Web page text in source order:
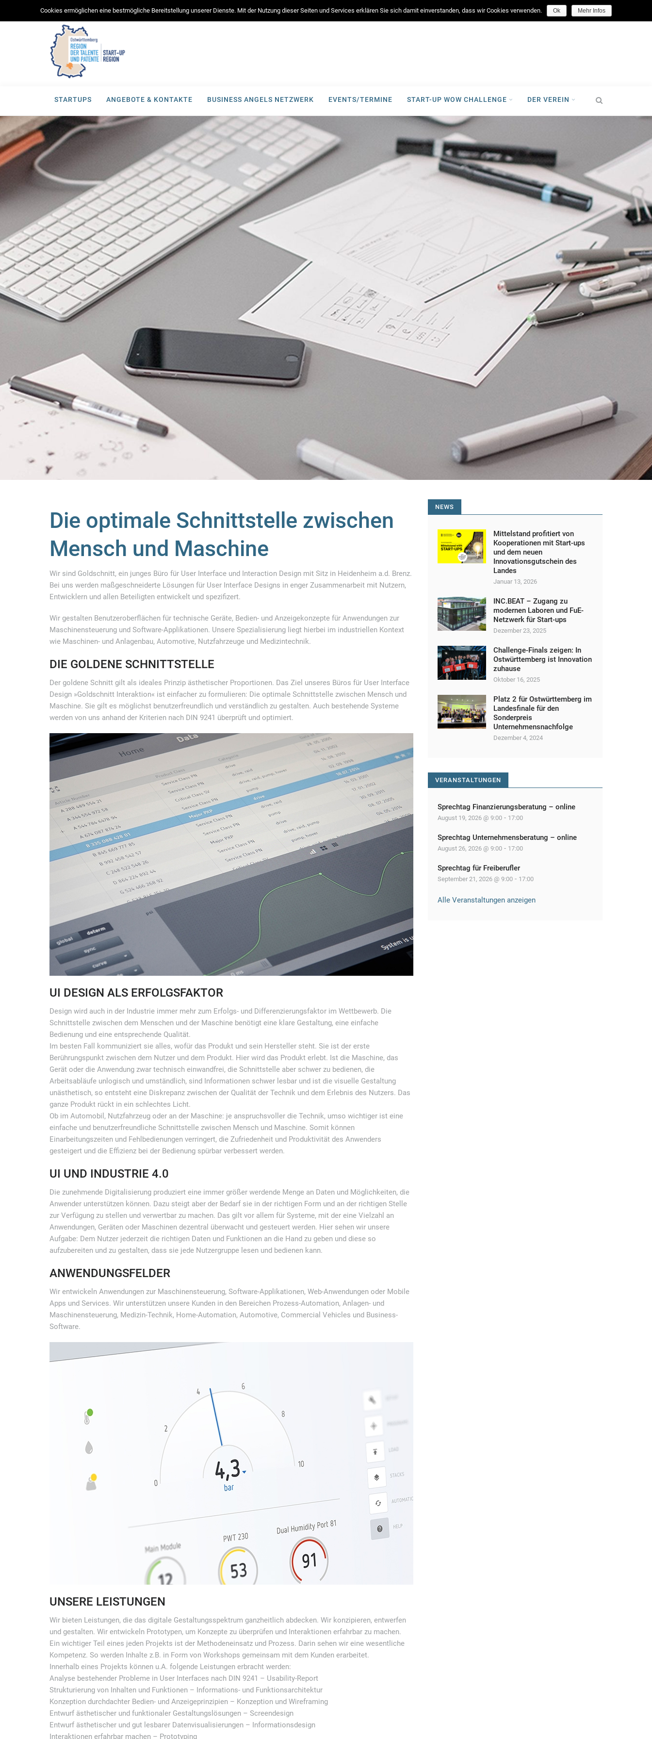
facebook
STARTUPS ANGEBOTE & KONTAKTE BUSINESS ANGELS NETZWERK EVENTS/TERMINE START-UP WOW CHALLENGE DER VEREIN
Die optimale Schnittstelle zwischen
Mensch und Maschine
Wir sind Goldschnitt, ein junges Büro für User Interface und Interaction Design mit Sitz in Heidenheim a.d. Brenz.
Bei uns werden maßgeschneiderte Lösungen für User Interface Designs in enger Zusammenarbeit mit Nutzern,
Entwicklern und allen Beteiligten entwickelt und spezifizert.
Wir gestalten Benutzeroberflächen für technische Geräte, Bedien- und Anzeigekonzepte für Anwendungen zur
Maschinensteuerung und Software-Applikationen. Unsere Spezialisierung liegt hierbei im industriellen Kontext
wie Maschinen- und Anlagenbau, Automotive, Nutzfahrzeuge und Medizintechnik.
DIE GOLDENE SCHNITTSTELLE
Der goldene Schnitt gilt als ideales Prinzip ästhetischer Proportionen. Das Ziel unseres Büros für User Interface
Design »Goldschnitt Interaktion« ist einfacher zu formulieren: Die optimale Schnittstelle zwischen Mensch und
Maschine. Sie gilt es möglichst benutzerfreundlich und verständlich zu gestalten. Auch bestehende Systeme
werden von uns anhand der Kriterien nach DIN 9241 überprüft und optimiert.
UI DESIGN ALS ERFOLGSFAKTOR
Design wird auch in der Industrie immer mehr zum Erfolgs- und Differenzierungsfaktor im Wettbewerb. Die
Schnittstelle zwischen dem Menschen und der Maschine benötigt eine klare Gestaltung, eine einfache
Bedienung und eine entsprechende Qualität.
Im besten Fall kommuniziert sie alles, wofür das Produkt und sein Hersteller steht. Sie ist der erste
Berührungspunkt zwischen dem Nutzer und dem Produkt. Hier wird das Produkt erlebt. Ist die Maschine, das
Gerät oder die Anwendung zwar technisch einwandfrei, die Schnittstelle aber schwer zu bedienen, die
Arbeitsabläufe unlogisch und umständlich, sind Informationen schwer lesbar und ist die visuelle Gestaltung
unästhetisch, so entsteht eine Diskrepanz zwischen der Qualität der Technik und dem Erlebnis des Nutzers. Das
ganze Produkt rückt in ein schlechtes Licht.
Ob im Automobil, Nutzfahrzeug oder an der Maschine: je anspruchsvoller die Technik, umso wichtiger ist eine
einfache und benutzerfreundliche Schnittstelle zwischen Mensch und Maschine. Somit können
Einarbeitungszeiten und Fehlbedienungen verringert, die Zufriedenheit und Produktivität des Anwenders
gesteigert und die Effizienz bei der Bedienung spürbar verbessert werden.
UI UND INDUSTRIE 4.0
Die zunehmende Digitalisierung produziert eine immer größer werdende Menge an Daten und Möglichkeiten, die
Anwender unterstützen können. Dazu steigt aber der Bedarf sie in der richtigen Form und an der richtigen Stelle
zur Verfügung zu stellen und verwertbar zu machen. Das gilt vor allem für Systeme, mit der eine Vielzahl an
Anwendungen, Geräten oder Maschinen dezentral überwacht und gesteuert werden. Hier sehen wir unsere
Aufgabe: Dem Nutzer jederzeit die richtigen Daten und Funktionen an die Hand zu geben und diese so
aufzubereiten und zu gestalten, dass sie jede Nutzergruppe lesen und bedienen kann.
ANWENDUNGSFELDER
Wir entwickeln Anwendungen zur Maschinensteuerung, Software-Applikationen, Web-Anwendungen oder Mobile
Apps und Services. Wir unterstützen unsere Kunden in den Bereichen Prozess-Automation, Anlagen- und
Maschinensteuerung, Medizin-Technik, Home-Automation, Automotive, Commercial Vehicles und Business-
Software.
UNSERE LEISTUNGEN
Wir bieten Leistungen, die das digitale Gestaltungsspektrum ganzheitlich abdecken. Wir konzipieren, entwerfen
und gestalten. Wir entwickeln Prototypen, um Konzepte zu überprüfen und Interaktionen erfahrbar zu machen.
Ein wichtiger Teil eines jeden Projekts ist der Methodeneinsatz und Prozess. Darin sehen wir eine wesentliche
Kompetenz. So werden Inhalte z.B. in Form von Workshops gemeinsam mit dem Kunden erarbeitet.
Innerhalb eines Projekts können u.A. folgende Leistungen erbracht werden:
Analyse bestehender Probleme in User Interfaces nach DIN 9241 – Usability-Report
Strukturierung von Inhalten und Funktionen – Informations- und Funktionsarchitektur
Konzeption durchdachter Bedien- und Anzeigeprinzipien – Konzeption und Wireframing
Entwurf ästhetischer und funktionaler Gestaltungslösungen – Screendesign
Entwurf ästhetischer und gut lesbarer Datenvisualisierungen – Informationsdesign
Interaktionen erfahrbar machen – Prototyping
NEWS
Mittelstand profitiert von
Kooperationen mit Start-ups
und dem neuen
Innovationsgutschein des
Landes
Januar 13, 2026
INC.BEAT – Zugang zu
modernen Laboren und FuE-
Netzwerk für Start-ups
Dezember 23, 2025
Challenge-Finals zeigen: In
Ostwürttemberg ist Innovation
zuhause
Oktober 16, 2025
Platz 2 für Ostwürttemberg im
Landesfinale für den
Sonderpreis
Unternehmensnachfolge
Dezember 4, 2024
VERANSTALTUNGEN
Sprechtag Finanzierungsberatung – online
August 19, 2026 @ 9:00 - 17:00
Sprechtag Unternehmensberatung – online
August 26, 2026 @ 9:00 - 17:00
Sprechtag für Freiberufler
September 21, 2026 @ 9:00 - 17:00
Alle Veranstaltungen anzeigen
Cookies ermöglichen eine bestmögliche Bereitstellung unserer Dienste. Mit der Nutzung dieser Seiten und Services erklären Sie sich damit einverstanden, dass wir Cookies verwenden. Ok Mehr Infos